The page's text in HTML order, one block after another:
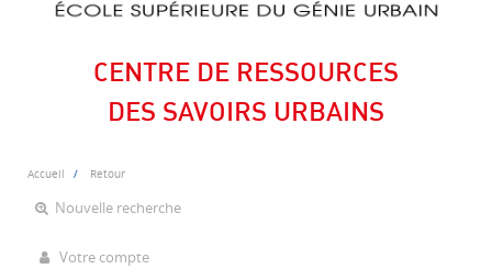
CENTRE DE RESSOURCES
DES SAVOIRS URBAINS
Accueil Retour
Nouvelle recherche
Votre compte